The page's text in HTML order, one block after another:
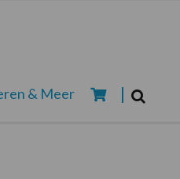
& Meer